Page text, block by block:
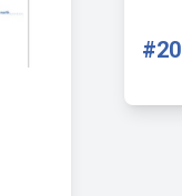
#20